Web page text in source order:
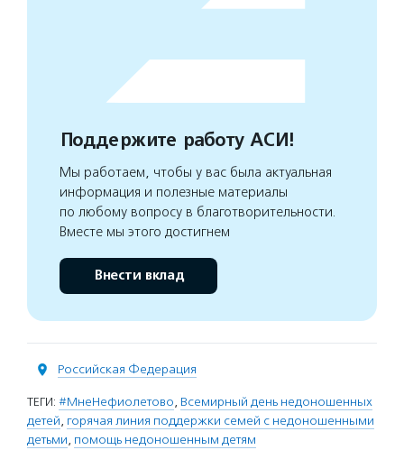
Поддержите работу АСИ!
Мы работаем, чтобы у вас была актуальная
информация и полезные материалы
по любому вопросу в благотворительности.
Вместе мы этого достигнем
Внести вклад
Российская Федерация
ТЕГИ: #МнеНефиолетово, Всемирный день недоношенных
детей, горячая линия поддержки семей с недоношенными
детьми, помощь недоношенным детям